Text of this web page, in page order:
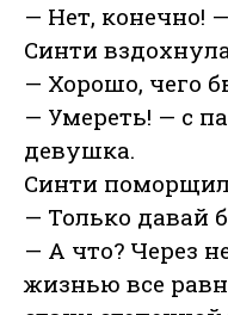
— Нет, конечно!
Синти
— Хорошо, чего
— Умереть! — с
девушка.
Синти
— Только давай
— А что? Через
жизнью все